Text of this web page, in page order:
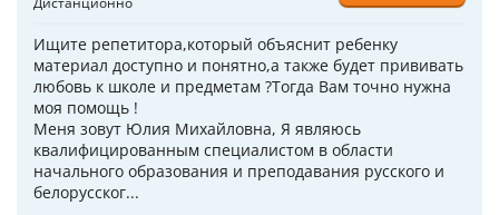
Ищите репетитора,который объяснит ребенку
материал доступно и понятно,а также будет прививать
любовь к школе и предметам ?Тогда Вам точно нужна
моя помощь !
Меня зовут Юлия Михайловна, Я являюсь
квалифицированным специалистом в области
начального образования и преподавания русского и
белорусског...